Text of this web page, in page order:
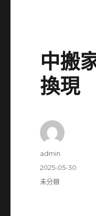
中搬
換現
作
admin
發
佈
2025-05-30
分
未分類